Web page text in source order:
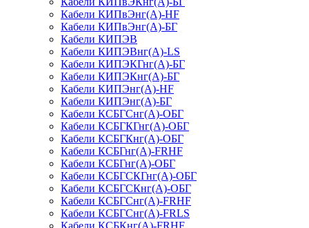
Кабели КИПвЭнг(А)-HF
Кабели КИПвЭнг(А)-БГ
Кабели КИПЭВ
Кабели КИПЭВнг(А)-LS
Кабели КИПЭКГнг(А)-БГ
Кабели КИПЭКнг(А)-БГ
Кабели КИПЭнг(А)-HF
Кабели КИПЭнг(А)-БГ
Кабели КСБГCнг(А)-ОБГ
Кабели КСБГКГнг(А)-ОБГ
Кабели КСБГКнг(А)-ОБГ
Кабели КСБГнг(А)-FRHF
Кабели КСБГнг(А)-ОБГ
Кабели КСБГСКГнг(А)-ОБГ
Кабели КСБГСКнг(А)-ОБГ
Кабели КСБГСнг(А)-FRHF
Кабели КСБГСнг(А)-FRLS
Кабели КСБКнг(А)-FRHF